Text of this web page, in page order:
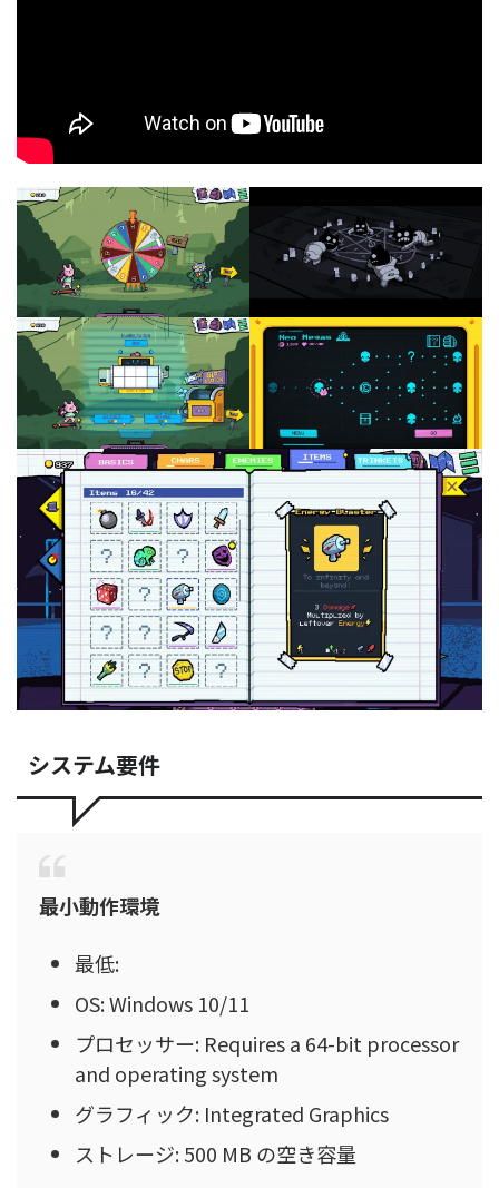
システム要件
最小動作環境
最低:
OS: Windows 10/11
プロセッサー: Requires a 64-bit processor
and operating system
グラフィック: Integrated Graphics
ストレージ: 500 MB の空き容量